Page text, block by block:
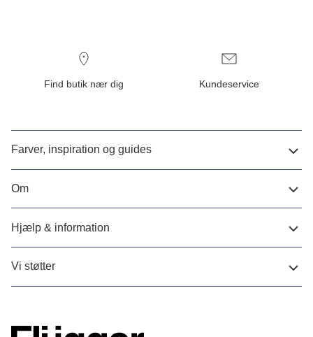
Find butik nær dig Kundeservice
Farver, inspiration og guides
Om
Hjælp & information
Vi støtter